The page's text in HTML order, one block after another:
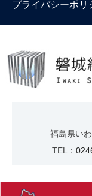
プライバシーポリ
福島県い
TEL：